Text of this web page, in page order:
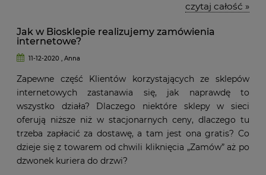
czytaj całość »
Jak w Biosklepie realizujemy zamówienia
internetowe?
11-12-2020 , Anna
Zapewne część Klientów korzystających ze sklepów
internetowych zastanawia się, jak naprawdę to
wszystko działa? Dlaczego niektóre sklepy w sieci
oferują niższe niż w stacjonarnych ceny, dlaczego tu
trzeba zapłacić za dostawę, a tam jest ona gratis? Co
dzieje się z towarem od chwili kliknięcia „Zamów” aż po
dzwonek kuriera do drzwi?